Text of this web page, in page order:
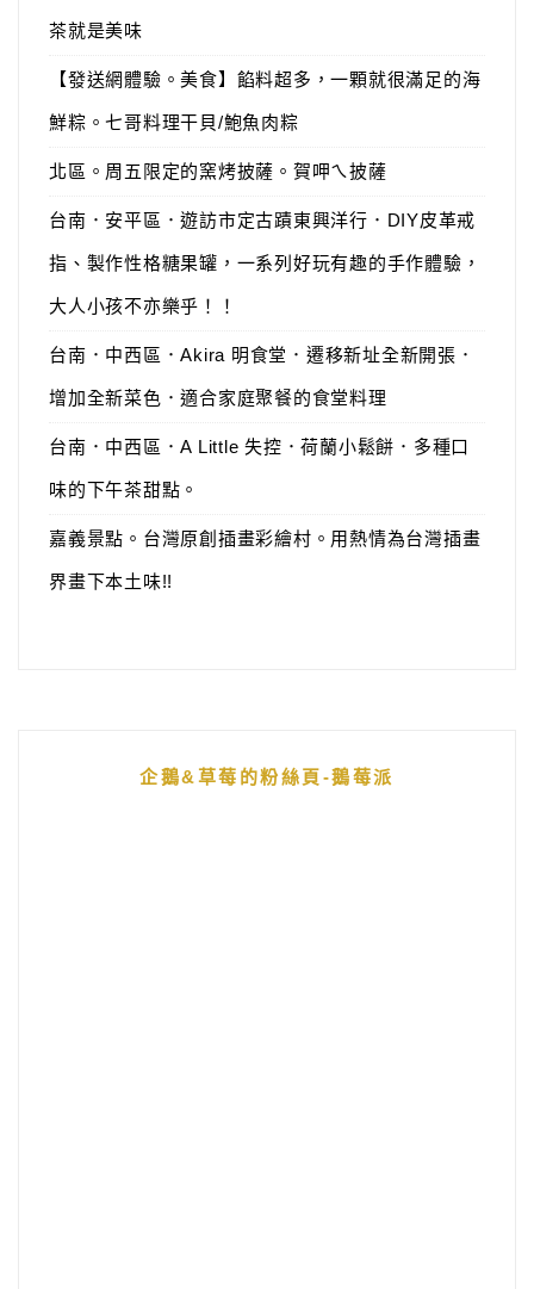
茶就是美味
【發送網體驗。美食】餡料超多，一顆就很滿足的海
鮮粽。七哥料理干貝/鮑魚肉粽
北區。周五限定的窯烤披薩。賀呷ㄟ披薩
台南．安平區．遊訪市定古蹟東興洋行．DIY皮革戒
指、製作性格糖果罐，一系列好玩有趣的手作體驗，
大人小孩不亦樂乎！！
台南．中西區．Akira 明食堂．遷移新址全新開張．
增加全新菜色．適合家庭聚餐的食堂料理
台南．中西區．A Little 失控．荷蘭小鬆餅．多種口
味的下午茶甜點。
嘉義景點。台灣原創插畫彩繪村。用熱情為台灣插畫
界畫下本土味!!
企鵝&草莓的粉絲頁-鵝莓派